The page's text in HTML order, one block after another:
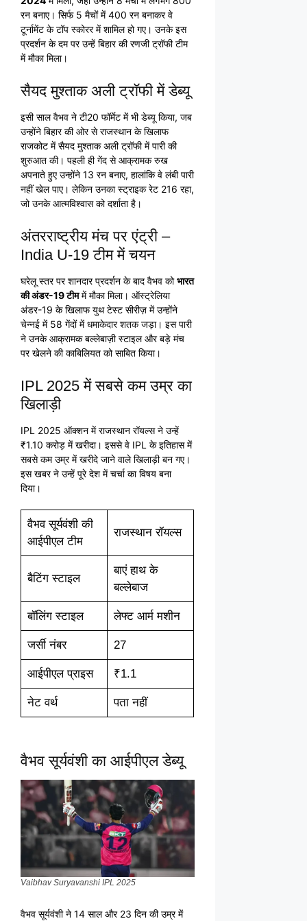
रन बनाए। सिर्फ 5 मैचों में 400 रन बनाकर वे
टूर्नामेंट के टॉप स्कोरर में शामिल हो गए। उनके इस
प्रदर्शन के दम पर उन्हें बिहार की रणजी ट्रॉफी टीम
में मौका मिला।
सैयद मुश्ताक अली ट्रॉफी में डेब्यू
इसी साल वैभव ने टी20 फॉर्मेट में भी डेब्यू किया, जब
उन्होंने बिहार की ओर से राजस्थान के खिलाफ
राजकोट में सैयद मुश्ताक अली ट्रॉफी में पारी की
शुरुआत की। पहली ही गेंद से आक्रामक रुख
अपनाते हुए उन्होंने 13 रन बनाए, हालांकि वे लंबी पारी
नहीं खेल पाए। लेकिन उनका स्ट्राइक रेट 216 रहा,
जो उनके आत्मविश्वास को दर्शाता है।
अंतरराष्ट्रीय मंच पर एंट्री –
India U-19 टीम में चयन
घरेलू स्तर पर शानदार प्रदर्शन के बाद वैभव कोभारत
की अंडर-19 टीममें मौका मिला। ऑस्ट्रेलिया
अंडर-19 के खिलाफ युथ टेस्ट सीरीज़ में उन्होंने
चेन्नई में 58 गेंदों में धमाकेदार शतक जड़ा। इस पारी
ने उनके आक्रामक बल्लेबाज़ी स्टाइल और बड़े मंच
पर खेलने की काबिलियत को साबित किया।
IPL 2025 में सबसे कम उम्र का
खिलाड़ी
IPL 2025 ऑक्शन में राजस्थान रॉयल्स ने उन्हें
₹1.10 करोड़ में खरीदा। इससे वे IPL के इतिहास में
सबसे कम उम्र में खरीदे जाने वाले खिलाड़ी बन गए।
इस खबर ने उन्हें पूरे देश में चर्चा का विषय बना
दिया।
वैभव सूर्यवंशी की
आईपीएल टीम
राजस्थान रॉयल्स
बैटिंग स्टाइल
बाएं हाथ के
बल्लेबाज
बॉलिंग स्टाइल लेफ्ट आर्म मशीन
जर्सी नंबर 27
आईपीएल प्राइस ₹1.1
नेट वर्थ पता नहीं
वैभव सूर्यवंशी का आईपीएल डेब्यू
Vaibhav Suryavanshi IPL 2025
वैभव सूर्यवंशी ने 14 साल और 23 दिन की उम्र में